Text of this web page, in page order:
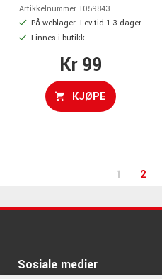
Artikkelnummer 1059843
På weblager. Lev.tid 1-3 dager
Finnes i butikk
Kr 99
KJØPE
1 2
Sosiale medier